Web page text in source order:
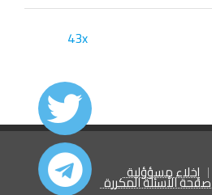
43x
إخلاء مسؤؤلية
صفحة الأسئلة المكررة